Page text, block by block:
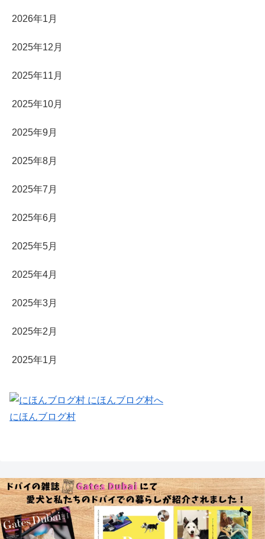
2026年1月
2025年12月
2025年11月
2025年10月
2025年9月
2025年8月
2025年7月
2025年6月
2025年5月
2025年4月
2025年3月
2025年2月
2025年1月
にほんブログ村